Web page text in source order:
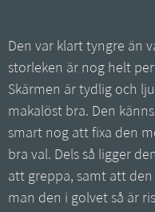
Den var klart tyngre än
storleken är nog helt
Skärmen är tydlig och
makalöst bra. Den
smart nog att fixa den
bra val. Dels så ligger
att greppa, samt att
man den i golvet så är